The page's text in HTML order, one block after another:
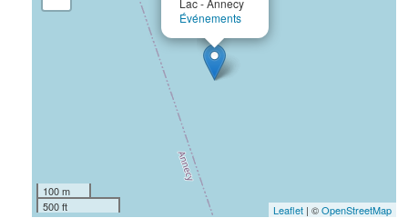
Lac - Annecy
Événements
100 m
500 ft
Leaflet| ©OpenStreetMap